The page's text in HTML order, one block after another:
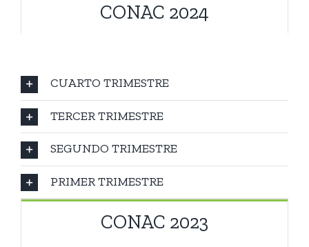
CONAC 2024
CUARTO TRIMESTRE
TERCER TRIMESTRE
SEGUNDO TRIMESTRE
PRIMER TRIMESTRE
CONAC 2023